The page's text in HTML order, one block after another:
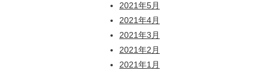
2021年5月
2021年4月
2021年3月
2021年2月
2021年1月